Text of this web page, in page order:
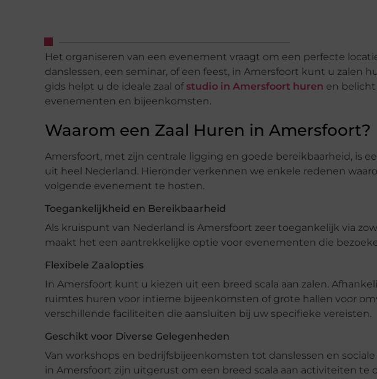
Het organiseren van een evenement vraagt om een perfecte
danslessen, een seminar, of een feest, in Amersfoort kunt u zalen
gids helpt u de ideale zaal of studio in Amersfoort huren en belicht
evenementen en bijeenkomsten.
Waarom een Zaal Huren in Amersfoort?
Amersfoort, met zijn centrale ligging en goede bereikbaarheid, is
uit heel Nederland. Hieronder verkennen we enkele redenen
volgende evenement te hosten.
Toegankelijkheid en Bereikbaarheid
Als kruispunt van Nederland is Amersfoort zeer toegankelijk via
maakt het een aantrekkelijke optie voor evenementen die
Flexibele Zaalopties
In Amersfoort kunt u kiezen uit een breed scala aan zalen.
ruimtes huren voor intieme bijeenkomsten of grote hallen voor
verschillende faciliteiten die aansluiten bij uw specifieke vereisten.
Geschikt voor Diverse Gelegenheden
Van workshops en bedrijfsbijeenkomsten tot danslessen en
in Amersfoort zijn uitgerust om een breed scala aan activiteiten te